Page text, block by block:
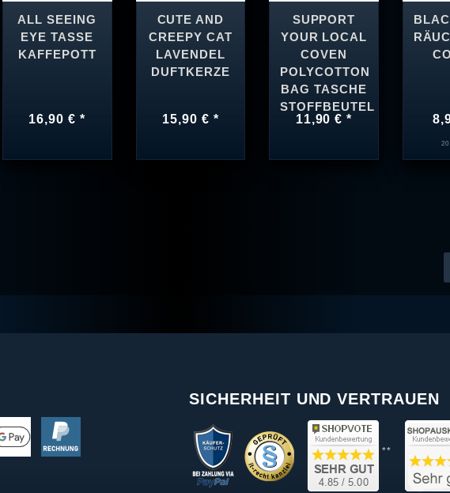
ALL SEEING
EYE TASSE
KAFFEPOTT
16,90 € *
CUTE AND
CREEPY CAT
LAVENDEL
DUFTKERZE
15,90 € *
SUPPORT
YOUR LOCAL
COVEN
POLYCOTTON
BAG TASCHE
STOFFBEUTEL
11,90 € *
20
SICHERHEIT UND VERTRAUEN
**